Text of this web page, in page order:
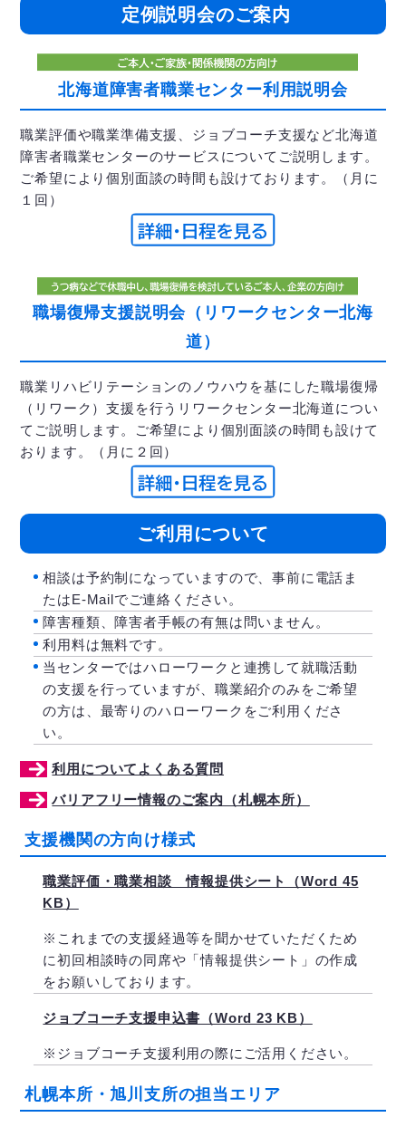
定例説明会のご案内
北海道障害者職業センター利用説明会
職業評価や職業準備支援、ジョブコーチ支援など北海道
障害者職業センターのサービスについてご説明します。
ご希望により個別面談の時間も設けております。（月に
１回）
職場復帰支援説明会（リワークセンター北海
道）
職業リハビリテーションのノウハウを基にした職場復帰
（リワーク）支援を行うリワークセンター北海道につい
てご説明します。ご希望により個別面談の時間も設けて
おります。（月に２回）
ご利用について
相談は予約制になっていますので、事前に電話ま
たはE-Mailでご連絡ください。
障害種類、障害者手帳の有無は問いません。
利用料は無料です。
当センターではハローワークと連携して就職活動
の支援を行っていますが、職業紹介のみをご希望
の方は、最寄りのハローワークをご利用くださ
い。
利用についてよくある質問
バリアフリー情報のご案内（札幌本所）
支援機関の方向け様式
職業評価・職業相談 情報提供シート（Word 45
KB）
※これまでの支援経過等を聞かせていただくため
に初回相談時の同席や「情報提供シート」の作成
をお願いしております。
ジョブコーチ支援申込書（Word 23 KB）
※ジョブコーチ支援利用の際にご活用ください。
札幌本所・旭川支所の担当エリア